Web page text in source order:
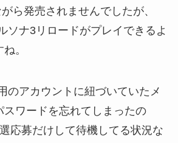
ら発売されませんでしたが、
ソナ3リロードがプレイできるよ
。
のアカウントに紐づいていたメ
スワードを忘れてしまったの
応募だけして待機してる状況な